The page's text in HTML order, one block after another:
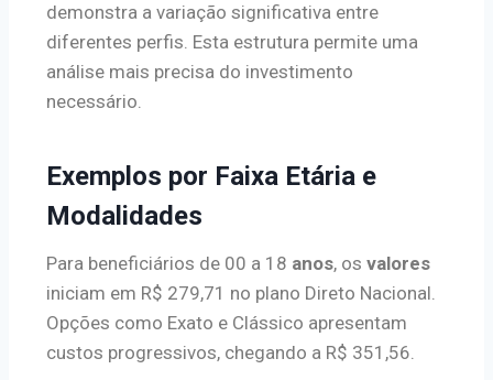
demonstra a variação significativa entre
diferentes perfis. Esta estrutura permite uma
análise mais precisa do investimento
necessário.
Exemplos por Faixa Etária e
Modalidades
Para beneficiários de 00 a 18 anos, os valores
iniciam em R$ 279,71 no plano Direto Nacional.
Opções como Exato e Clássico apresentam
custos progressivos, chegando a R$ 351,56.